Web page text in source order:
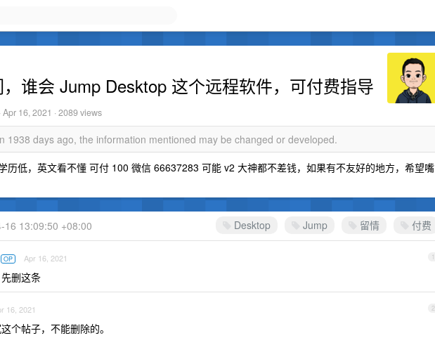
谁会 Jump Desktop 这个远程软件，可付费指导
·Apr 16, 2021 · 2089 views
1938 days ago, the information mentioned may be changed or developed.
历低，英文看不懂 可付 100 微信 66637283 可能 v2 大神都不差钱，如果有不友好的地方，希望嘴
Desktop Jump 留情 付费
16 13:09:50 +08:00
1
OP Apr 16, 2021
删这条
2
16, 2021
个帖子，不能删除的。